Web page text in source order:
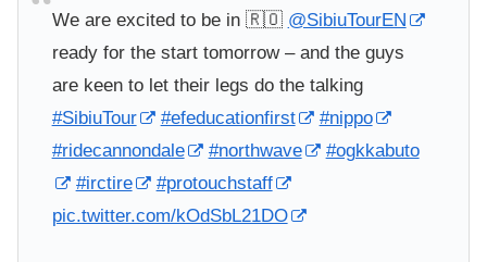
We are excited to be in 🇷🇴 @SibiuTourEN
ready for the start tomorrow – and the guys
are keen to let their legs do the talking
#SibiuTour
#efeducationfirst
#nippo
#ridecannondale
#northwave
#ogkkabuto
#irctire
#protouchstaff
pic.twitter.com/kOdSbL21DO